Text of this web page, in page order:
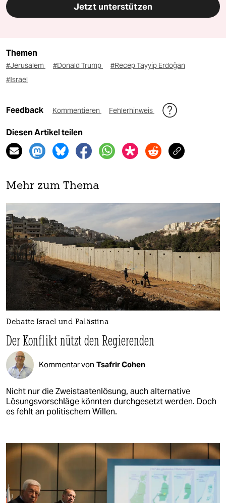
Jetzt unterstützen
Themen
#Jerusalem #Donald Trump
#Recep Tayyip Erdoğan
#Israel
Feedback Kommentieren Fehlerhinweis
Diesen Artikel teilen
Mehr zum Thema
Debatte Israel und Palästina
Der Konflikt nützt den Regierenden
Kommentar von Tsafrir Cohen
Nicht nur die Zweistaatenlösung, auch alternative
Lösungsvorschläge könnten durchgesetzt werden. Doch
es fehlt an politischem Willen.